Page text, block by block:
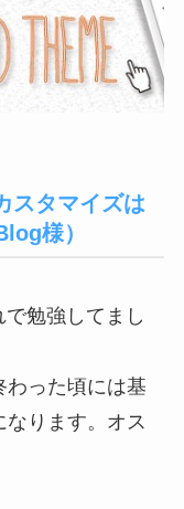
スタマイズは
様）
勉強してまし
わった頃には基
ります。オス